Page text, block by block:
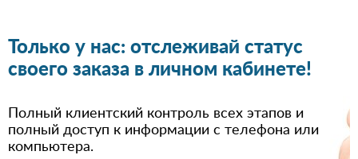
Только у нас: отслеживай статус
своего заказа в личном кабинете!
Полный клиентский контроль всех этапов и
полный доступ к информации с телефона или
компьютера.